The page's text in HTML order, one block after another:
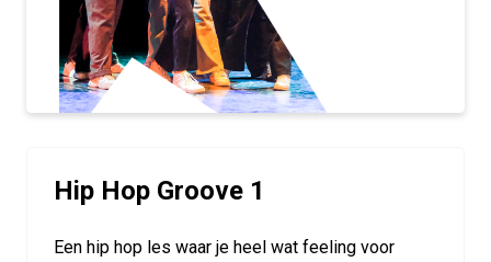
Hip Hop Groove 1
Een hip hop les waar je heel wat feeling voor